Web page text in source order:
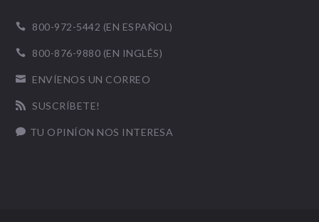
 800-972-5442 (EN ESPAÑOL)
 800-876-9880 (EN INGLÉS)
 ENVÍENOS UN CORREO
 SUSCRÍBETE!
 TU OPINÍON NOS INTERESA